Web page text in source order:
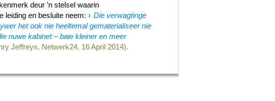
deur ’n stelsel waarin
leiding en besluite neem:› Die verwagtinge
het ook nie heeltemal gematerialiseer nie
nuwe kabinet – baie kleiner en meer
Jeffreys, Netwerk24, 16 April 2014).